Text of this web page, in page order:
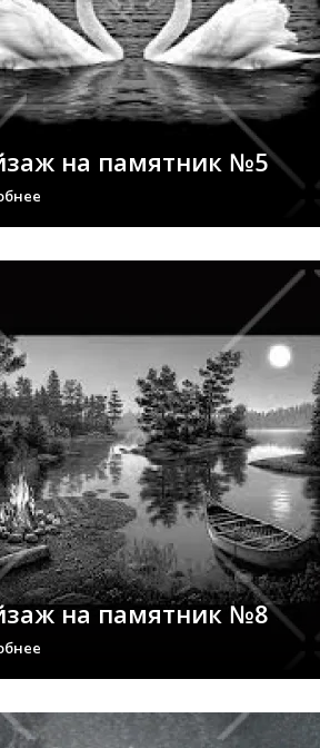
на памятник №5
на памятник №8